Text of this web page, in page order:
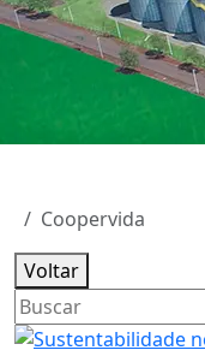
Coopervida
Voltar